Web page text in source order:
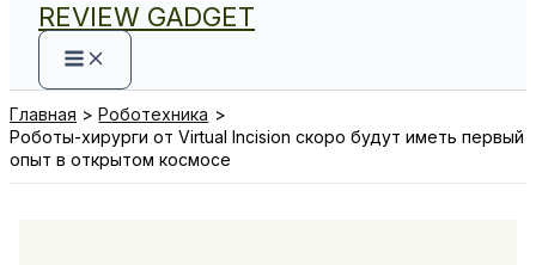
REVIEW GADGET
Главная
Роботехника
Роботы-хирурги от Virtual Incision скоро будут иметь первый
опыт в открытом космосе